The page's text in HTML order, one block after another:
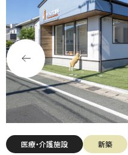
医療・介護施設 新築